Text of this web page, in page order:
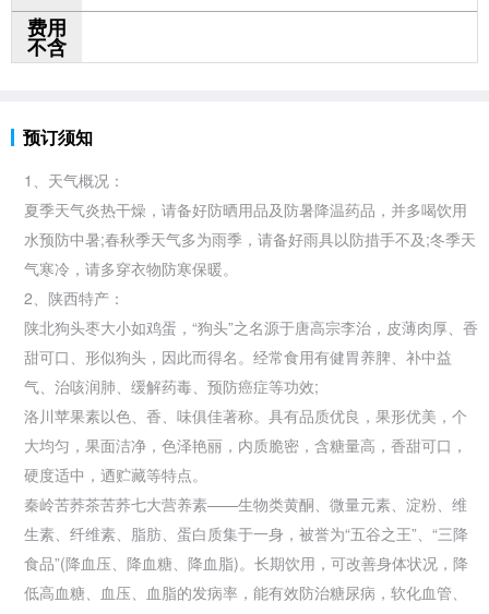
费用
不含
预订须知
1、天气概况：
夏季天气炎热干燥，请备好防晒用品及防暑降温药品，并多喝饮用
水预防中暑;春秋季天气多为雨季，请备好雨具以防措手不及;冬季天
气寒冷，请多穿衣物防寒保暖。
2、 陕西特产：
陕北狗头枣大小如鸡蛋，“狗头”之名源于唐高宗李治，皮薄肉厚、香
甜可口、形似狗头，因此而得名。经常食用有健胃养脾、补中益
气、治咳润肺、缓解药毒、预防癌症等功效;
洛川苹果素以色、香、味俱佳著称。具有品质优良，果形优美，个
大均匀，果面洁净，色泽艳丽，内质脆密，含糖量高，香甜可口，
硬度适中，迺贮藏等特点。
秦岭苦荞茶苦荞七大营养素——生物类黄酮、微量元素、淀粉、维
生素、纤维素、脂肪、蛋白质集于一身，被誉为“五谷之王”、“三降
食品”(降血压、降血糖、降血脂)。长期饮用，可改善身体状况，降
低高血糖、血压、血脂的发病率，能有效防治糖尿病，软化血管、